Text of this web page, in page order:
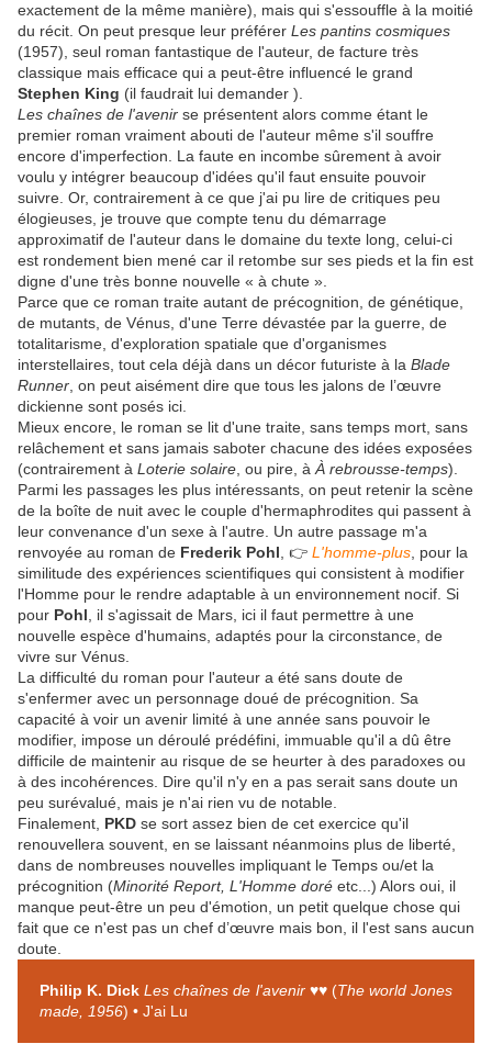
exactement de la même manière), mais qui s'essouffle à la moitié
du récit. On peut presque leur préférer Les pantins cosmiques
(1957), seul roman fantastique de l'auteur, de facture très
classique mais efficace qui a peut-être influencé le grand
Stephen King (il faudrait lui demander ).
Les chaînes de l'avenir se présentent alors comme étant le
premier roman vraiment abouti de l'auteur même s'il souffre
encore d'imperfection. La faute en incombe sûrement à avoir
voulu y intégrer beaucoup d'idées qu'il faut ensuite pouvoir
suivre. Or, contrairement à ce que j'ai pu lire de critiques peu
élogieuses, je trouve que compte tenu du démarrage
approximatif de l'auteur dans le domaine du texte long, celui-ci
est rondement bien mené car il retombe sur ses pieds et la fin est
digne d'une très bonne nouvelle « à chute ».
Parce que ce roman traite autant de précognition, de génétique,
de mutants, de Vénus, d'une Terre dévastée par la guerre, de
totalitarisme, d'exploration spatiale que d'organismes
interstellaires, tout cela déjà dans un décor futuriste à la Blade
Runner , on peut aisément dire que tous les jalons de l’œuvre
dickienne sont posés ici.
Mieux encore, le roman se lit d'une traite, sans temps mort, sans
relâchement et sans jamais saboter chacune des idées exposées
(contrairement à Loterie solaire , ou pire, à À rebrousse-temps).
Parmi les passages les plus intéressants, on peut retenir la scène
de la boîte de nuit avec le couple d'hermaphrodites qui passent à
leur convenance d'un sexe à l'autre. Un autre passage m'a
renvoyée au roman de Frederik Pohl , 👉 L'homme-plus , pour la
similitude des expériences scientifiques qui consistent à modifier
l'Homme pour le rendre adaptable à un environnement nocif. Si
pour Pohl , il s'agissait de Mars, ici il faut permettre à une
nouvelle espèce d'humains, adaptés pour la circonstance, de
vivre sur Vénus.
La difficulté du roman pour l'auteur a été sans doute de
s'enfermer avec un personnage doué de précognition. Sa
capacité à voir un avenir limité à une année sans pouvoir le
modifier, impose un déroulé prédéfini, immuable qu'il a dû être
difficile de maintenir au risque de se heurter à des paradoxes ou
à des incohérences. Dire qu'il n'y en a pas serait sans doute un
peu surévalué, mais je n'ai rien vu de notable.
Finalement, PKD se sort assez bien de cet exercice qu'il
renouvellera souvent, en se laissant néanmoins plus de liberté,
dans de nombreuses nouvelles impliquant le Temps ou/et la
précognition (Minorité Report, L'Homme doré etc...) Alors oui, il
manque peut-être un peu d'émotion, un petit quelque chose qui
fait que ce n'est pas un chef d’œuvre mais bon, il l'est sans aucun
doute.
Philip K. Dick Les chaînes de l'avenir♥♥ (The world Jones
made, 1956) • J'ai Lu